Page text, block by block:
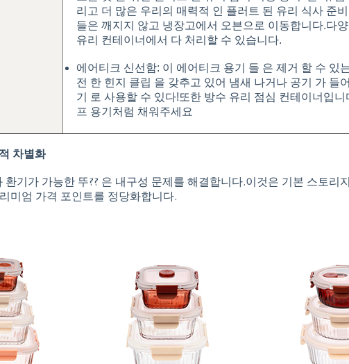
리고 더 많은 우리의 매력적 인 플러트 된 유리 식사 준
들은 깨지지 않고 냉장고에서 오븐으로 이동합니다.다양
유리 컨테이너에서 다 처리할 수 있습니다.
에어티크 신선함: 이 에어티크 용기 들 은 제거 할 수 있
전 한 힌지 클립 을 갖추고 있어 냄새 나거나 공기 가 들
기 로 사용할 수 있다!또한 방수 유리 점심 컨테이너입
프 용기처럼 채워주세요
차별화
환기가 가능한 뚜?? 은 내구성 문제를 해결합니다.이것은 기본 스토
미엄 가격 포인트를 정당화합니다.